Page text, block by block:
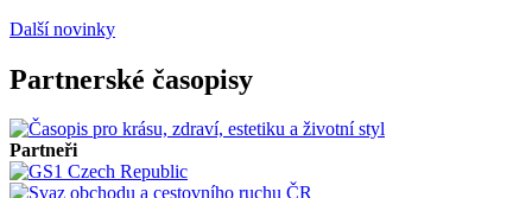
Další novinky
Partnerské časopisy
Partneři